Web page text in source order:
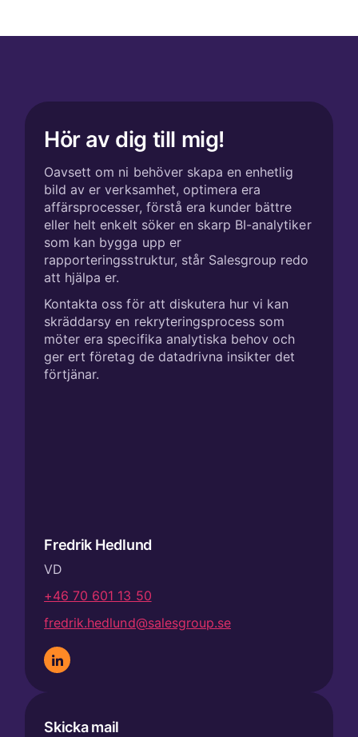
Hör av dig till mig!
Oavsett om ni behöver skapa en enhetlig
bild av er verksamhet, optimera era
affärsprocesser, förstå era kunder bättre
eller helt enkelt söker en skarp BI-analytiker
som kan bygga upp er
rapporteringsstruktur, står Salesgroup redo
att hjälpa er.
Kontakta oss för att diskutera hur vi kan
skräddarsy en rekryteringsprocess som
möter era specifika analytiska behov och
ger ert företag de datadrivna insikter det
förtjänar.
Fredrik Hedlund
VD
+46 70 601 13 50
fredrik.hedlund@salesgroup.se
Skicka mail